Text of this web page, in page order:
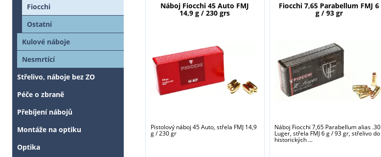
Náboj Fiocchi 45 Auto FMJ
14,9 g / 230 grs
Pistolový náboj 45 Auto, střela FMJ 14,9
g / 230 gr
Fiocchi 7,65 Parabellum FMJ 6
g / 93 gr
Náboj Fiocchi 7,65 Parabellum alias .30
Luger, střela FMJ 6 g / 93 gr, střelivo do
historických ...
Fiocchi
Ostatní
Kulové náboje
Nesmrtící
Střelivo, náboje bez ZO
Péče o zbraně
Přebíjení nábojů
Montáže na optiku
Optika